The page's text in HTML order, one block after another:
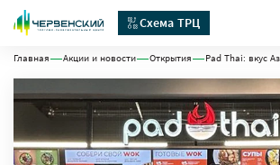
Схема ТРЦ
Главная Акции и новости Открытия Pad Thai: вкус